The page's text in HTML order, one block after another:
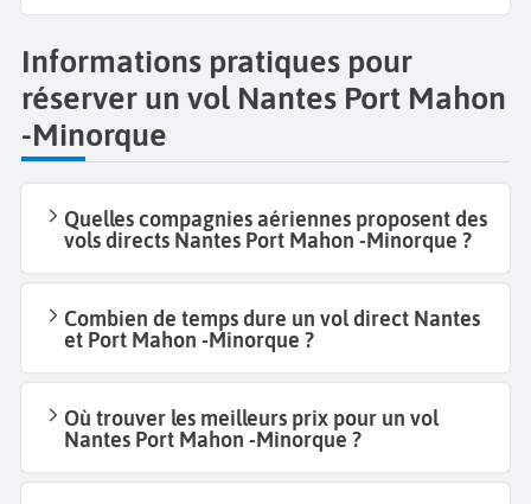
Informations pratiques pour
réserver un vol Nantes Port Mahon
-Minorque
Quelles compagnies aériennes proposent des
vols directs Nantes Port Mahon -Minorque ?
Combien de temps dure un vol direct Nantes
et Port Mahon -Minorque ?
Où trouver les meilleurs prix pour un vol
Nantes Port Mahon -Minorque ?